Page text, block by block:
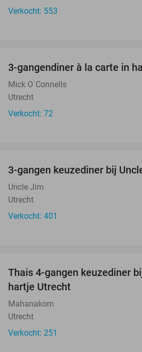
Verkocht: 553
3-gangendiner à la carte in
Mick O´Connells
Utrecht
Verkocht: 72
3-gangen keuzediner bij
Uncle Jim
Utrecht
Verkocht: 401
Thais 4-gangen keuzediner
hartje Utrecht
Mahanakorn
Utrecht
Verkocht: 251